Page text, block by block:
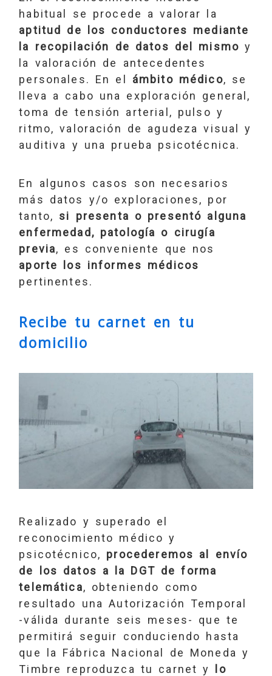
habitual se procede a valorar la
aptitud de los conductores mediante
la recopilación de datos del mismo y
la valoración de antecedentes
personales. En el ámbito médico, se
lleva a cabo una exploración general,
toma de tensión arterial, pulso y
ritmo, valoración de agudeza visual y
auditiva y una prueba psicotécnica.
En algunos casos son necesarios
más datos y/o exploraciones, por
tanto, si presenta o presentó alguna
enfermedad, patología o cirugía
previa, es conveniente que nos
aporte los informes médicos
pertinentes.
Recibe tu carnet en tu
domicilio
Realizado y superado el
reconocimiento médico y
psicotécnico, procederemos al envío
de los datos a la DGT de forma
telemática, obteniendo como
resultado una Autorización Temporal
-válida durante seis meses- que te
permitirá seguir conduciendo hasta
que la Fábrica Nacional de Moneda y
Timbre reproduzca tu carnet y lo